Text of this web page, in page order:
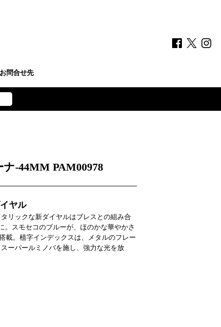
問合せ先
-44MM PAM00978
ヤル
リックな新ダイヤルはブレスとの組み合
。スモセコのブルーが、ほのかな華やかさ
載。植字インデックスは、メタルのフレー
ーパールミノバを施し、強力な光を放